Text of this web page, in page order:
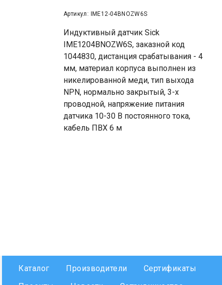
Артикул: IME12-04BNOZW6S
Индуктивный датчик Sick
IME1204BNOZW6S, заказной код
1044830, дистанция срабатывания - 4
мм, материал корпуса выполнен из
никелированной меди, тип выхода
NPN, нормально закрытый, 3-х
проводной, напряжение питания
датчика 10-30 В постоянного тока,
кабель ПВХ 6 м
Каталог Производители
Сертификаты